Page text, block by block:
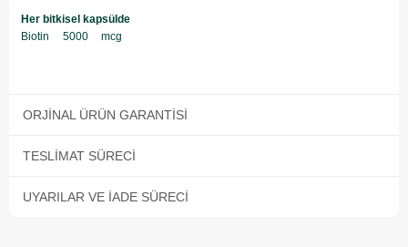
Her bitkisel kapsülde
Biotin
5000 mcg
ORJINAL ÜRÜN GARANTISI
TESLIMAT SÜRECI
UYARILAR VE İADE SÜRECI